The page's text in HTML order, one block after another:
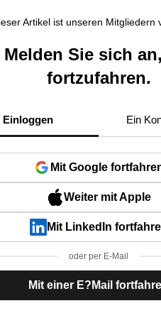
Artikel ist unseren Mitgliedern
Melden Sie sich
fortzufahren.
Einloggen Ein
Mit Google
Weiter mit Apple
Mit LinkedIn
oder per E-Mail
Mit einer E?Mail